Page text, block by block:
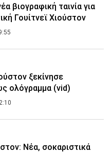
βιογραφική ταινία για
Γουίτνεϊ Χιούστον
ξεκίνησε
ολόγραμμα (vid)
Νέα, σοκαριστικά